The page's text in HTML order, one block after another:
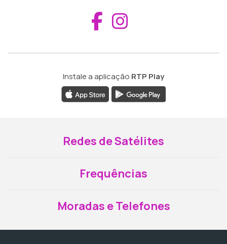
Aceder ao
Instale a aplicação RTP Play
Redes de Satélites
Frequências
Moradas e Telefones